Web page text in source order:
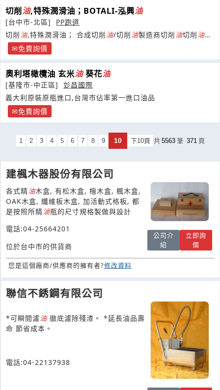
切削 油,特殊潤滑油；BOTALI-泓興油
[台中市-北區]
PP跑道
切削油,特殊潤滑油； 合成切削油/切削油製造商切削油切削油
BOTALI-泓興油品/
免費詢價
奧利塔橄欖油 玄米油葵花油
[基隆市-中正區]
彣昌國際
義大利原裝原瓶進口,台灣市佔率第一進口油品
免費詢價
1 2 3 4 5 6 7 8 9 10 下10頁 共 5563 筆 371 頁
建楓木器股份有限公司
各式精油木盒, 有松木盒, 檜木盒, 楓木盒,
OAK木盒, 纖維板木盒, 加活動式格板, 都
是按照所精油瓶的尺寸規格製做與設計
電話:04-25664201
位於台中市的供貨商
公司介
紹
立即詢
價
您是這個廠商/供應商的擁有者?修改資料
聯信不銹鋼有限公司
*可瞬間濾油 徹底濾除殘渣。 *延長油品壽
命 節省成本。
電話:04-22137938